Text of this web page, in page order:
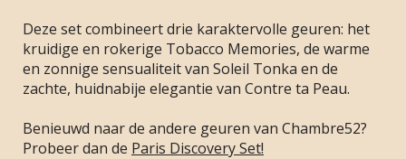
Deze set combineert drie karaktervolle geuren: het
kruidige en rokerige Tobacco Memories, de warme
en zonnige sensualiteit van Soleil Tonka en de
zachte, huidnabije elegantie van Contre ta Peau.
Benieuwd naar de andere geuren van Chambre52?
Probeer dan de Paris Discovery Set!